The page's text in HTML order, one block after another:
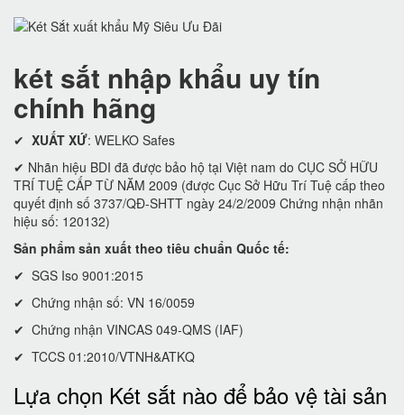
két sắt nhập khẩu uy tín
chính hãng
✔ XUẤT XỨ: WELKO Safes
✔ Nhãn hiệu BDI đã được bảo hộ tại Việt nam do CỤC SỞ HỮU
TRÍ TUỆ CẤP TỪ NĂM 2009 (được Cục Sở Hữu Trí Tuệ cấp theo
quyết định số 3737/QĐ-SHTT ngày 24/2/2009 Chứng nhận nhãn
hiệu số: 120132)
Sản phẩm sản xuất theo tiêu chuẩn Quốc tế:
✔ SGS Iso 9001:2015
✔ Chứng nhận số: VN 16/0059
✔ Chứng nhận VINCAS 049-QMS (IAF)
✔ TCCS 01:2010/VTNH&ATKQ
Lựa chọn Két sắt nào để bảo vệ tài sản